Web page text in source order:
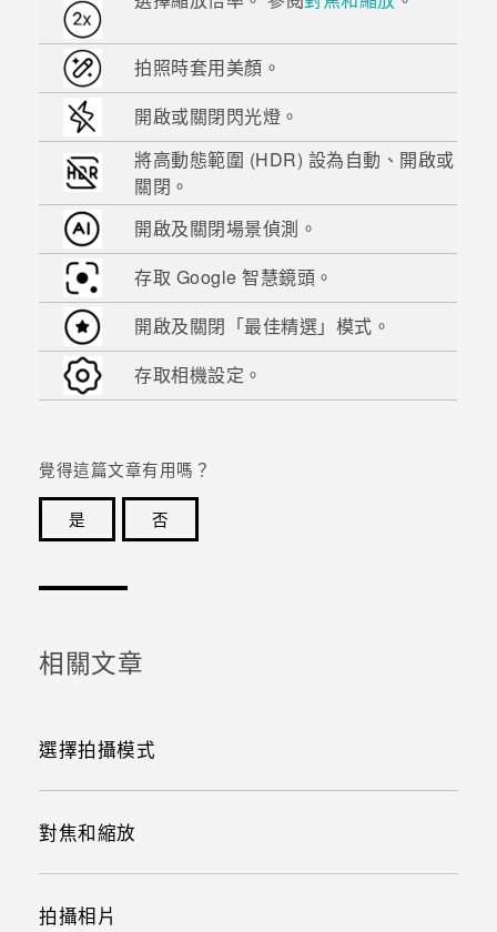
拍照時套用美顏。
開啟或關閉閃光燈。
將高動態範圍 (HDR) 設為自動、開啟或
關閉。
開啟及關閉場景偵測。
存取 Google 智慧鏡頭。
開啟及關閉「最佳精選」模式。
存取相機設定。
覺得這篇文章有用嗎？
是
否
相關文章
選擇拍攝模式
對焦和縮放
拍攝相片